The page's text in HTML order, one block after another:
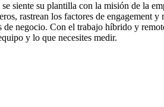
siente su plantilla con la misión de la
rastrean los factores de engagement
negocio. Con el trabajo híbrido y
y lo que necesites medir.